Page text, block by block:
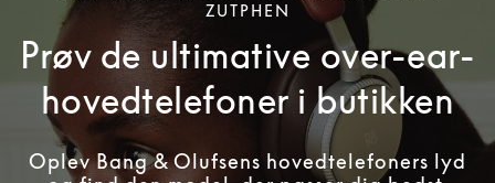
ZUTPHEN
Prøv de ultimative over-ear-
hovedtelefoner i butikken
Oplev Bang & Olufsens hovedtelefoners lyd